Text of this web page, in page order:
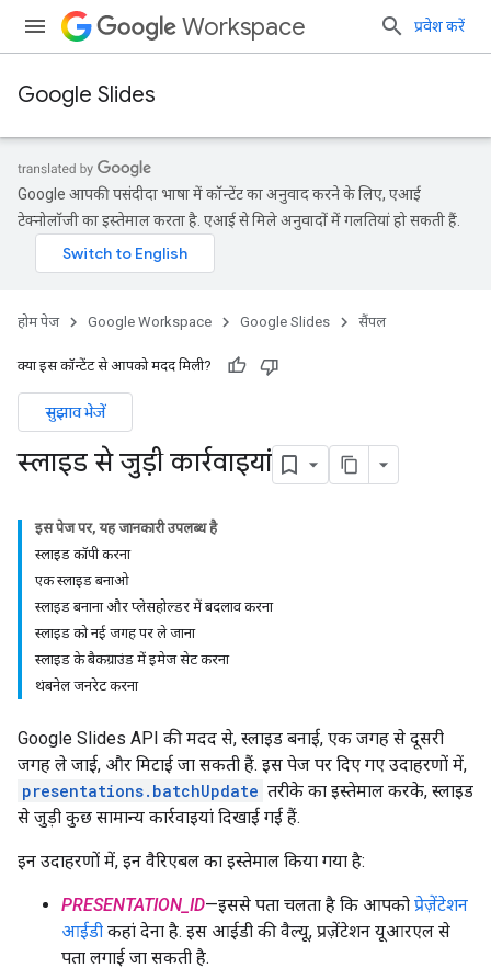
Workspace प्रवेश करें
Google Slides
Google आपकी पसंदीदा भाषा में कॉन्टेंट का अनुवाद करने के लिए, एआई
टेक्नोलॉजी का इस्तेमाल करता है. एआई से मिले अनुवादों में गलतियां हो सकती हैं.
होम पेज Google Workspace Google Slides सैंपल
क्या इस कॉन्टेंट से आपको मदद मिली?
सुझाव भेजें
स्लाइड से जुड़ी कार्रवाइयां
इस पेज पर, यह जानकारी उपलब्ध है
स्लाइड कॉपी करना
एक स्लाइड बनाओ
स्लाइड बनाना और प्लेसहोल्डर में बदलाव करना
स्लाइड को नई जगह पर ले जाना
स्लाइड के बैकग्राउंड में इमेज सेट करना
थंबनेल जनरेट करना
Google Slides API की मदद से, स्लाइड बनाई, एक जगह से दूसरी
जगह ले जाई, और मिटाई जा सकती हैं. इस पेज पर दिए गए उदाहरणों में,
presentations.batchUpdate तरीके का इस्तेमाल करके, स्लाइड
से जुड़ी कुछ सामान्य कार्रवाइयां दिखाई गई हैं.
इन उदाहरणों में, इन वैरिएबल का इस्तेमाल किया गया है:
PRESENTATION_ID—इससे पता चलता है कि आपको प्रेज़ेंटेशन
आईडी कहां देना है. इस आईडी की वैल्यू, प्रज़ेंटेशन यूआरएल से
पता लगाई जा सकती है.